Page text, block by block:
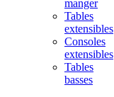
manger
Tables
extensibles
Consoles
extensibles
Tables
basses